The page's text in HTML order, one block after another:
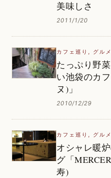
美味しさ
2011/1/20
カフェ巡り , グルメ
たっぷり野
い池袋のカ
ヌ)」
2010/12/29
カフェ巡り , グルメ
オシャレ暖
グ「
寿)